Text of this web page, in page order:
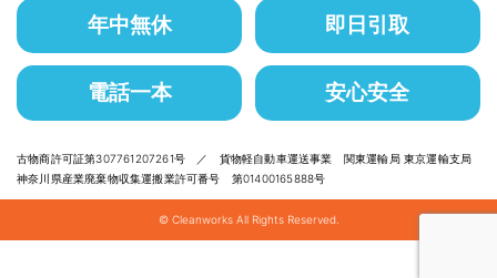
年中無休 即日引取
電話一本 安心安全
古物商許可証第307761207261号 ／ 貨物軽自動車運送事業 関東運輸局 東京運輸支局
神奈川県産業廃棄物収集運搬業許可番号 第01400165888号
© Cleanworks All Rights Reserved.